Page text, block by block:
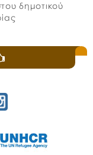
δημοτικού